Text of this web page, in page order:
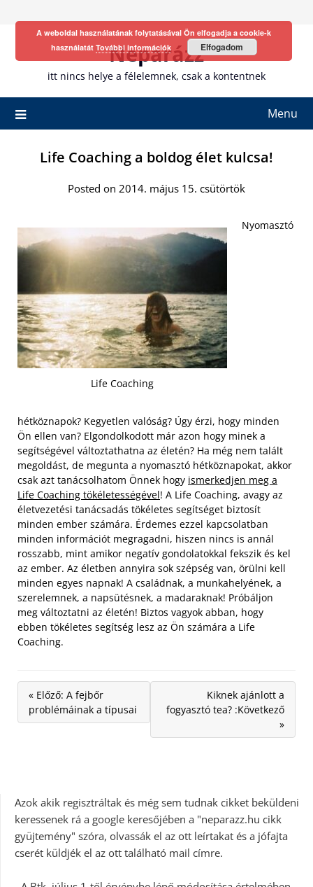
Neparázz
itt nincs helye a félelemnek, csak a kontentnek
Menu
Life Coaching a boldog élet kulcsa!
Posted on 2014. május 15. csütörtök
Life Coaching
Nyomasztó
hétköznapok? Kegyetlen valóság? Úgy érzi, hogy minden
Ön ellen van? Elgondolkodott már azon hogy minek a
segítségével változtathatna az életén? Ha még nem talált
megoldást, de megunta a nyomasztó hétköznapokat, akkor
csak azt tanácsolhatom Önnek hogy ismerkedjen meg a
Life Coaching tökéletességével! A Life Coaching, avagy az
életvezetési tanácsadás tökéletes segítséget biztosít
minden ember számára. Érdemes ezzel kapcsolatban
minden információt megragadni, hiszen nincs is annál
rosszabb, mint amikor negatív gondolatokkal fekszik és kel
az ember. Az életben annyira sok szépség van, örülni kell
minden egyes napnak! A családnak, a munkahelyének, a
szerelemnek, a napsütésnek, a madaraknak! Próbáljon
meg változtatni az életén! Biztos vagyok abban, hogy
ebben tökéletes segítség lesz az Ön számára a Life
Coaching.
« Előző: A fejbőr
problémáinak a típusai
Kiknek ajánlott a
fogyasztó tea? :Következő
»
Azok akik regisztráltak és még sem tudnak cikket beküldeni
keressenek rá a google keresőjében a "neparazz.hu cikk
gyüjtemény" szóra, olvassák el az ott leírtakat és a jófajta
cserét küldjék el az ott található mail címre.
A weboldal használatának folytatásával Ön elfogadja a cookie-k
használatát További információk Elfogadom